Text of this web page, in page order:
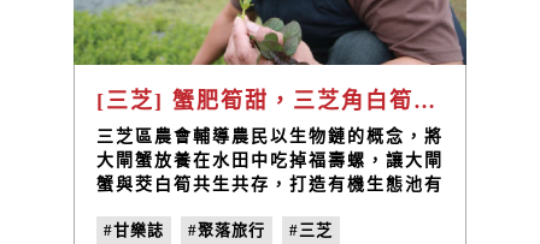
[三芝] 蟹肥筍甜，三芝角白筍與蟹共生蟹 / 蟹農場的主人 呂文華
三芝區農會輔導農民以生物鏈的概念，將
大閘蟹放養在水田中吃掉福壽螺，讓大閘
蟹與茭白筍共生共存，打造有機生態池有
蟹養殖業者，三芝蟹蟹農場的主人呂文
#甘樂誌 #聚落旅行 #三芝